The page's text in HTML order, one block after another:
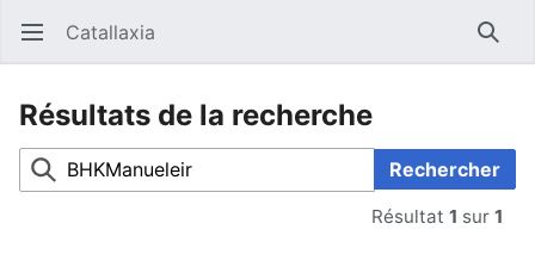
Ouvrir le menu principal Catallaxia
Résultats de la recherche
Rechercher
Résultat 1 sur 1